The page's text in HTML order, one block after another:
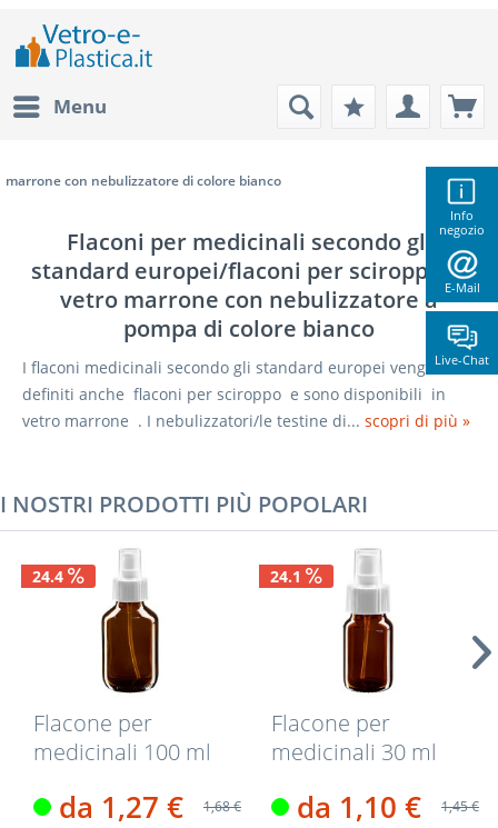
Info
negozio
E-Mail
Live-Chat
Menu
marrone con nebulizzatore di colore bianco
Flaconi per medicinali secondo gli
standard europei/flaconi per sciroppo in
vetro marrone con nebulizzatore a
pompa di colore bianco
I flaconi medicinali secondo gli standard europei vengono
definiti anche flaconi per sciroppo e sono disponibili in
vetro marrone . I nebulizzatori/le testine di... scopri di più »
I NOSTRI PRODOTTI PIÙ POPOLARI
24.4
Flacone per
medicinali 100 ml
da 1,27 € 1,68 €
24.1
Flacone per
medicinali 30 ml
da 1,10 € 1,45 €